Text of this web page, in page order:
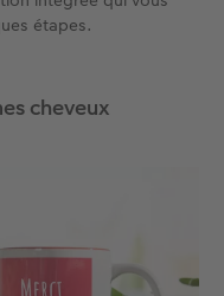
étapes.
cheveux